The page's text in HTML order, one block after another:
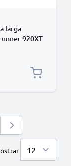
larga
920XT